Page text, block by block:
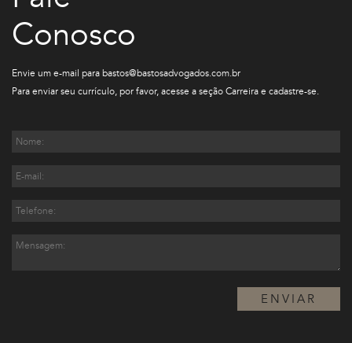
Conosco
Envie um e-mail parabastos@bastosadvogados.com​​.br
Para enviar seu currículo, por favor, acesse a seçãoCarreira​e cadastre-se.
ENVIAR